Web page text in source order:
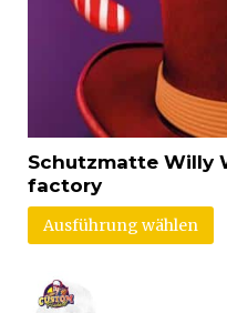
Schutzmatte Willy
factory
Ausführung wählen